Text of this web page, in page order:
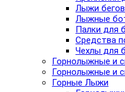
Лыжи
Лыжные
Палки для
Средства
Чехлы для
Горнолыжные и
Горнолыжные и
Горные Лыжи